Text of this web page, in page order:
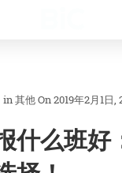
in其他On 2019年2月1日,
什么班好